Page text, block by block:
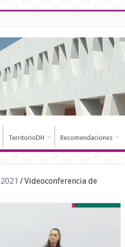
TerritorioDH Recomendaciones
/Videoconferencia de